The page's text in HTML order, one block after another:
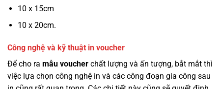
10 x 15cm
10 x 20cm.
Công nghệ và kỹ thuật in voucher
Để cho ra mẫu voucher chất lượng và ấn tượng, bắt mắt thì
việc lựa chọn công nghệ in và các công đoạn gia công sau